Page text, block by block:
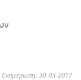
Ενημέρωση: 30-03-2017